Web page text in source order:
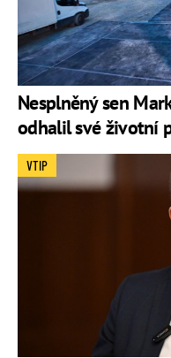
Nesplněný sen
odhalil své životní
VTIP